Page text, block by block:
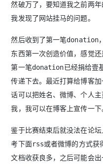
然破万了，要知道我之前两
我发现了网站挂马的问题。
然后收到了第一笔donation
东西第一次创造价值，感觉还
第一笔donation已经捐给壹
传递下去。最近打算给博客
话可以把姓名、微博、个人
我，我可以在博客上宣传一下
鉴于比赛结束后就没法在论
考下面rss或者微博的方式获
文档收获良多，之后可能会